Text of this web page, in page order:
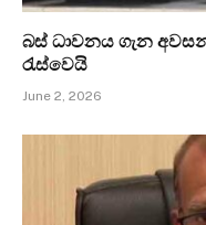
බස් ධාවනය ගැන
රැස්වෙයි
June 2, 2026